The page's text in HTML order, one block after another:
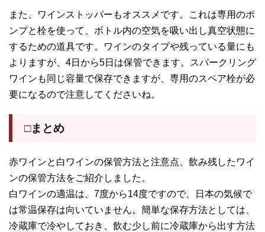
また、ワインストッパーもオススメです。これは専用のポ
ンプと栓を使って、ボトル内の空気を吸い出し真空状態に
するための道具です。ワインのタイプや残っている量にも
よりますが、4日から5日は保管できます。スパークリング
ワインも同じ容量で保存できますが、専用のスペア栓が必
要になるので注意してくださいね。
□まとめ
赤ワインと白ワインの保管方法と注意点、飲み残したワイ
ンの保管方法をご紹介しました。
白ワインの適温は、7度から14度ですので、日本の気候で
は常温保存は向いていません。簡単な保存方法としては、
冷蔵庫で冷やしておき、飲む少し前に冷蔵庫から出す方法